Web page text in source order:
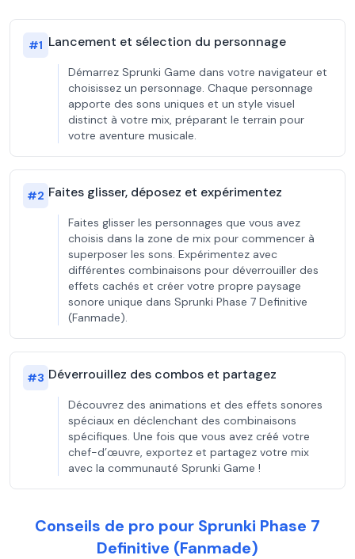
#1 Lancement et sélection du personnage
Démarrez Sprunki Game dans votre navigateur et
choisissez un personnage. Chaque personnage
apporte des sons uniques et un style visuel
distinct à votre mix, préparant le terrain pour
votre aventure musicale.
#2 Faites glisser, déposez et expérimentez
Faites glisser les personnages que vous avez
choisis dans la zone de mix pour commencer à
superposer les sons. Expérimentez avec
différentes combinaisons pour déverrouiller des
effets cachés et créer votre propre paysage
sonore unique dans Sprunki Phase 7 Definitive
(Fanmade).
#3 Déverrouillez des combos et partagez
Découvrez des animations et des effets sonores
spéciaux en déclenchant des combinaisons
spécifiques. Une fois que vous avez créé votre
chef-d’œuvre, exportez et partagez votre mix
avec la communauté Sprunki Game !
Conseils de pro pour Sprunki Phase 7
Definitive (Fanmade)